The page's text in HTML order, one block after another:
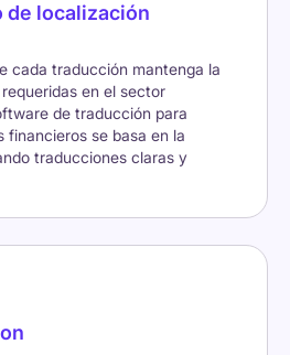
de localización
cada traducción mantenga la
en el sector
de traducción para
financieros se basa en la
traducciones claras y